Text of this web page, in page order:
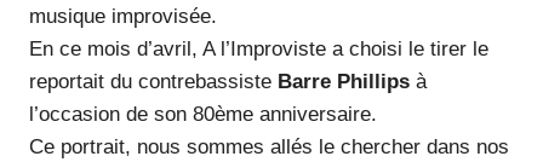
musique improvisée.
En ce mois d’avril, A l’Improviste a choisi le tirer le
reportait du contrebassiste Barre Phillips à
l’occasion de son 80ème anniversaire.
Ce portrait, nous sommes allés le chercher dans nos